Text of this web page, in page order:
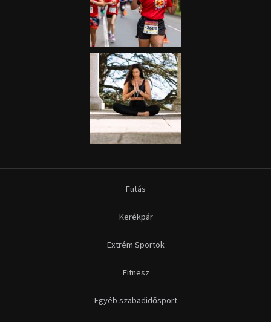
Futás
Kerékpár
Extrém Sportok
Fitnesz
Egyéb szabadidősport